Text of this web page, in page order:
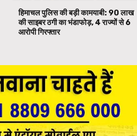
हिमाचल पुलिस की बड़ी कामयाबी: ₹90 लाख
की साइबर ठगी का भंडाफोड़, 4 राज्यों से 6
आरोपी गिरफ्तार